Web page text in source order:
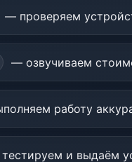
— проверяем
— озвучиваем
работу
и выдаём